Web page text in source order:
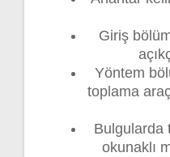
Giriş
Yöntem
toplama
Bulgularda
okunaklı